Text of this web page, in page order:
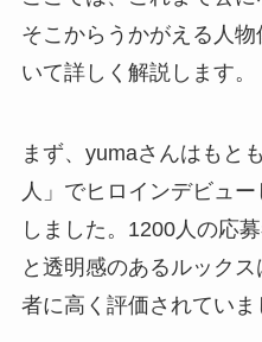
そこからうかがえる人
いて詳しく解説します。
まず、yumaさんはもと
人」でヒロインデビュ
しました。1200人の応
と透明感のあるルック
者に高く評価されていま